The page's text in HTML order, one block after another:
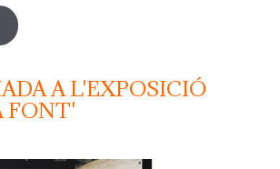
sobre 76ª festa del càntir
A L'EXPOSICIÓ
FONT'